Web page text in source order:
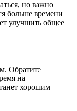
но важно
больше времени
улучшить общее
Обратите
на
хорошим